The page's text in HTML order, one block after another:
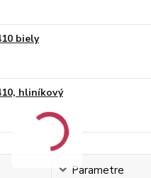
biely
hliníkový
Parametre